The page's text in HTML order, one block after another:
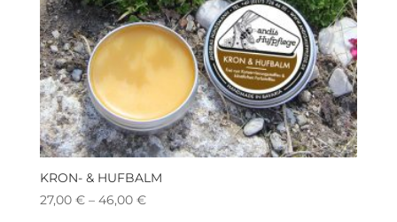
KRON- & HUFBALM
27,00 €– 46,00 €